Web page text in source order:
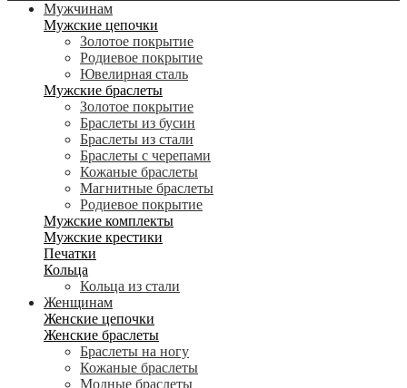
Мужчинам
Мужские цепочки
Золотое покрытие
Родиевое покрытие
Ювелирная сталь
Мужские браслеты
Золотое покрытие
Браслеты из бусин
Браслеты из стали
Браслеты с черепами
Кожаные браслеты
Магнитные браслеты
Родиевое покрытие
Мужские комплекты
Мужские крестики
Печатки
Кольца
Кольца из стали
Женщинам
Женские цепочки
Женские браслеты
Браслеты на ногу
Кожаные браслеты
Модные браслеты